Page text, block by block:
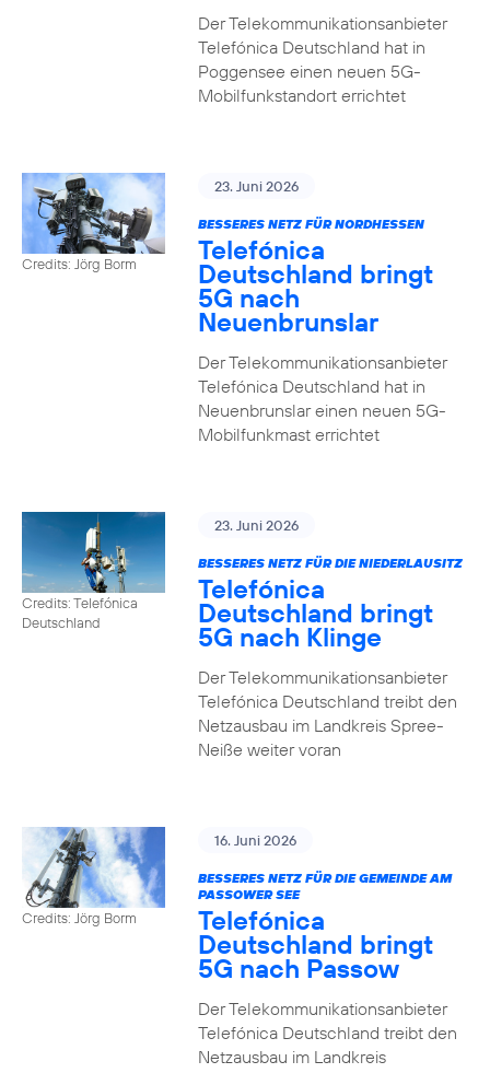
Der Telekommunikationsanbieter
Telefónica Deutschland hat in
Poggensee einen neuen 5G-
Mobilfunkstandort errichtet
Credits: Jörg Borm
23. Juni 2026
BESSERES NETZ FÜR NORDHESSEN
Telefónica
Deutschland bringt
5G nach
Neuenbrunslar
Der Telekommunikationsanbieter
Telefónica Deutschland hat in
Neuenbrunslar einen neuen 5G-
Mobilfunkmast errichtet
Credits: Telefónica
Deutschland
23. Juni 2026
BESSERES NETZ FÜR DIE NIEDERLAUSITZ
Telefónica
Deutschland bringt
5G nach Klinge
Der Telekommunikationsanbieter
Telefónica Deutschland treibt den
Netzausbau im Landkreis Spree-
Neiße weiter voran
Credits: Jörg Borm
16. Juni 2026
BESSERES NETZ FÜR DIE GEMEINDE AM
PASSOWER SEE
Telefónica
Deutschland bringt
5G nach Passow
Der Telekommunikationsanbieter
Telefónica Deutschland treibt den
Netzausbau im Landkreis